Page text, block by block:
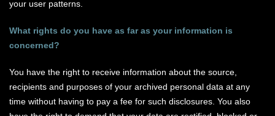
your user patterns.
What rights do you have as far as your information is
concerned?
You have the right to receive information about the source,
recipients and purposes of your archived personal data at any
time without having to pay a fee for such disclosures. You also